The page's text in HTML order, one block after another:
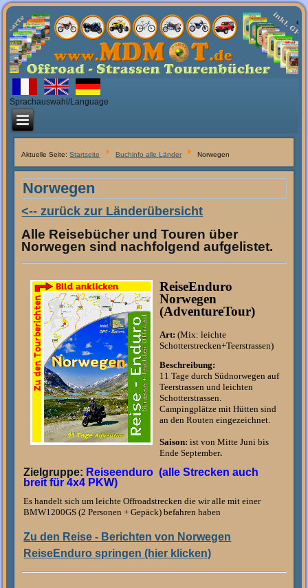
Sprachauswahl/Language
Aktuelle Seite:Startseite Buchinfo alle Länder Norwegen
Norwegen
<-- zurück zur Länderübersicht
Alle Reisebücher und Touren über
Norwegen sind nachfolgend aufgelistet.
ReiseEnduro
Norwegen
(AdventureTour)
Art: (Mix: leichte
Schotterstrecken+Teerstrassen)
Beschreibung:
11 Tage durch Südnorwegen auf
Teerstrassen und leichten
Schotterstrassen.
Campingplätze mit Hütten sind
an den Routen eingezeichnet.
Saison:ist von Mitte Juni bis
Ende September.
Zielgruppe: Reiseenduro (alle Strecken auch
breit für 4x4 PKW)
Es handelt sich um leichte Offroadstrecken die wir alle mit einer
BMW1200GS (2 Personen + Gepäck) befahren haben
Zu den Reise - Berichten von Norwegen
ReiseEnduro springen (hier klicken)